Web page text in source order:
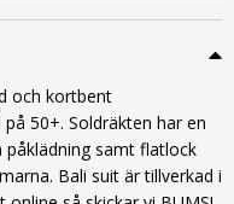
och kortbent
50+. Soldräkten har en
samt flatlock
Bali suit är tillverkad i